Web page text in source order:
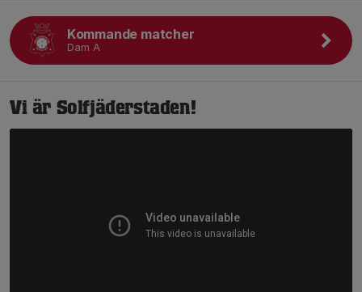
Kommande matcher
Dam A
Vi är Solfjäderstaden!